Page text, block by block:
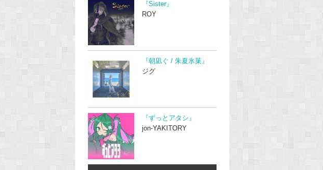
『Sister』
ROY
『朝凪ぐ / 朱夏氷菓』
ジグ
『ずっとアタシ』
jon-YAKITORY